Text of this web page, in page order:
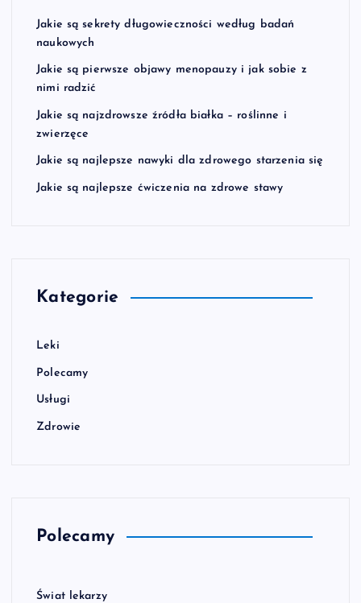
Jakie są sekrety długowieczności według badań
naukowych
Jakie są pierwsze objawy menopauzy i jak sobie z
nimi radzić
Jakie są najzdrowsze źródła białka – roślinne i
zwierzęce
Jakie są najlepsze nawyki dla zdrowego starzenia się
Jakie są najlepsze ćwiczenia na zdrowe stawy
Kategorie
Leki
Polecamy
Usługi
Zdrowie
Polecamy
Świat lekarzy